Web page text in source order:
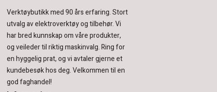
Verktøybutikk med 90 års erfaring.Stort
utvalg av elektroverktøy og tilbehør.Vi
har bred kunnskap om våre produkter,
og veileder til riktig maskinvalg. Ring for
en hyggelig prat, og vi avtaler gjerne et
kundebesøk hos deg.Velkommen til en
god faghandel!